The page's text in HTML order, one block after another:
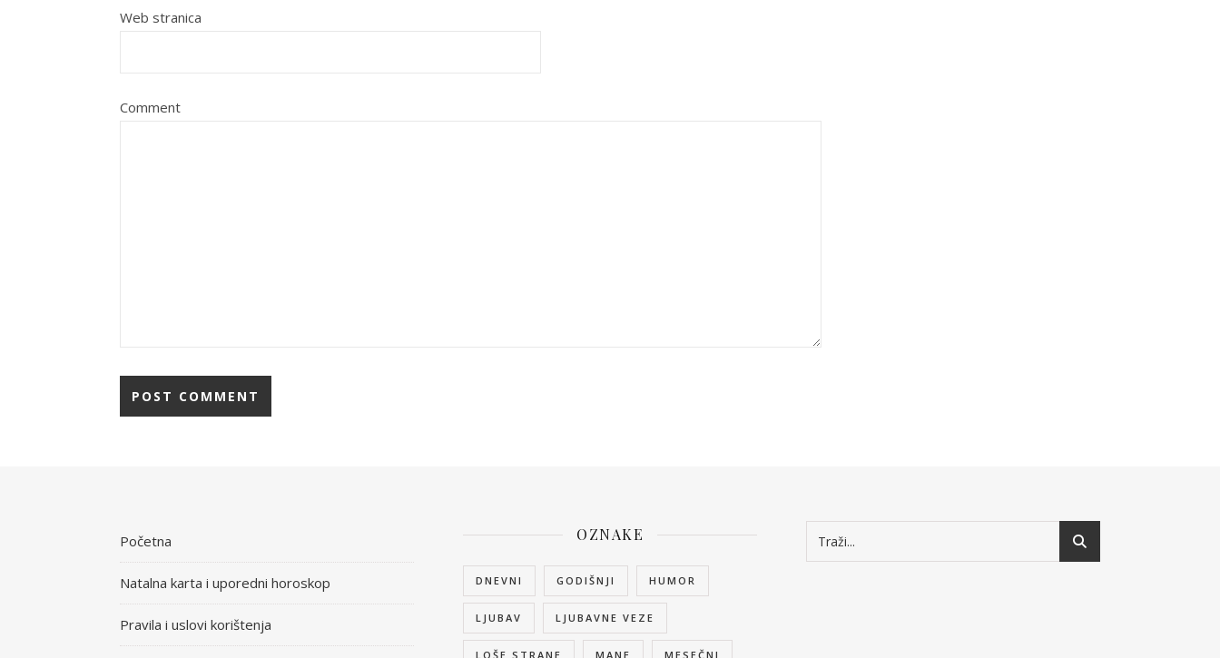
Web stranica
Comment
Početna
Natalna karta i uporedni horoskop
Pravila i uslovi korištenja
OZNAKE
DNEVNI GODIŠNJI HUMOR
LJUBAV LJUBAVNE VEZE
LOŠE STRANE MANE MESEČNI